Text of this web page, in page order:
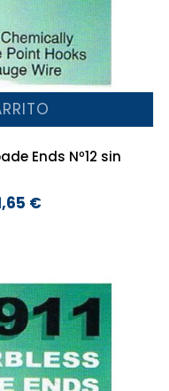
Ends Nº12 sin
€